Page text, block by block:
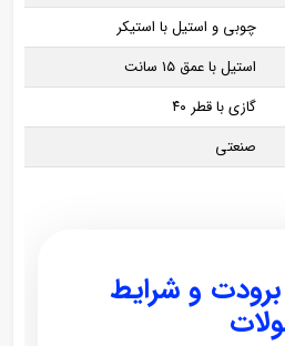
چوبی و استیل با استیکر
استیل با عمق ۱۵ سانت
گازی با قطر ۴۰
صنعتی
برودت و شرایط